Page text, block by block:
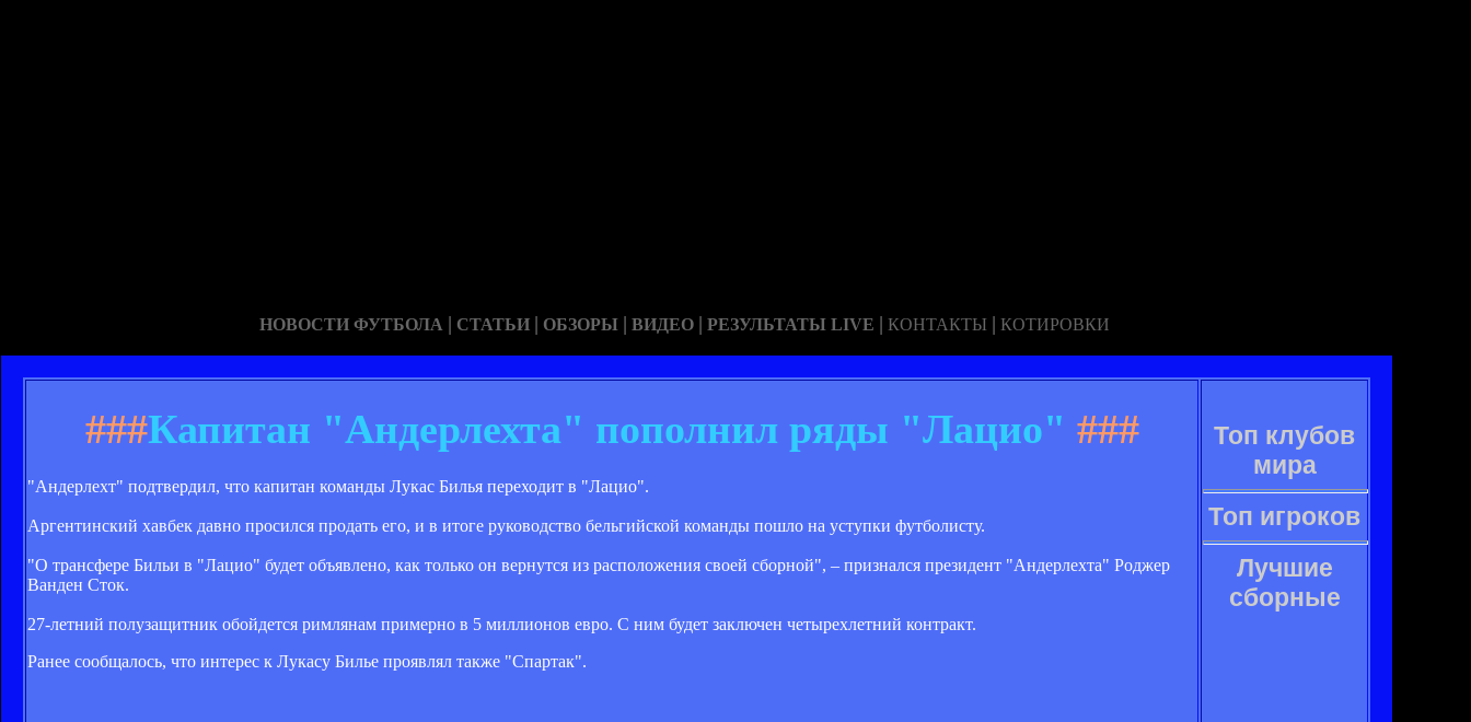
НОВОСТИ ФУТБОЛА | СТАТЬИ | ОБЗОРЫ | ВИДЕО | РЕЗУЛЬТАТЫ LIVE | КОНТАКТЫ | КОТИРОВКИ
###Капитан "Андерлехта" пополнил ряды "Лацио" ###
"Андерлехт" подтвердил, что капитан команды Лукас Билья переходит в "Лацио".
Аргентинский хавбек давно просился продать его, и в итоге руководство бельгийской команды пошло на уступки футболисту.
"О трансфере Бильи в "Лацио" будет объявлено, как только он вернутся из расположения своей сборной", – признался президент "Андерлехта" Роджер
Ванден Сток.
27-летний полузащитник обойдется римлянам примерно в 5 миллионов евро. С ним будет заключен четырехлетний контракт.
Ранее сообщалось, что интерес к Лукасу Билье проявлял также "Спартак".
Топ клубов
мира
Топ игроков
Лучшие
сборные